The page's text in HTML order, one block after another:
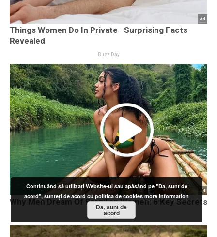
Continuând să utilizați Website-ul sau apăsând pe "Da, sunt de
acord", sunteți de acord cu politica de cookiesmore information
Da, sunt de
acord